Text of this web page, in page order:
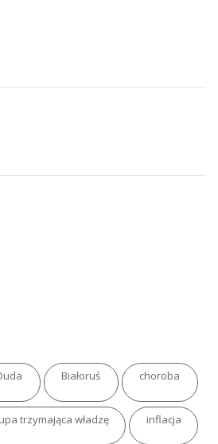
Białoruś choroba
trzymająca władzę inflacja